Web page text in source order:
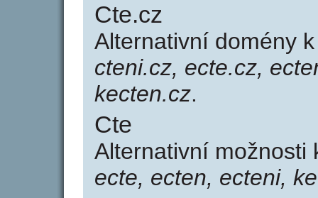
Cte.cz
Alternativní domény
cteni.cz, ecte.cz,
kecten.cz.
Cte
Alternativní možnosti
ecte, ecten, ecteni,